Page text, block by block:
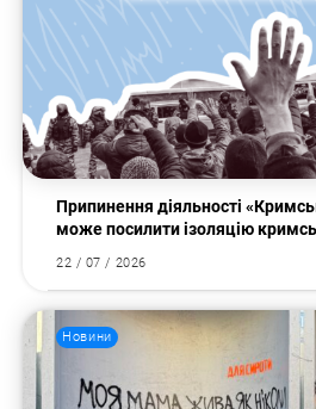
Пошук за запитом:
Припинення діяльності
може посилити ізоляцію
22 / 07 / 2026
Новини